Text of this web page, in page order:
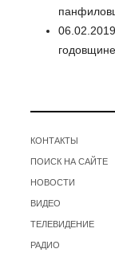
КОНТАКТЫ
ПОИСК НА САЙТЕ
НОВОСТИ
ВИДЕО
ТЕЛЕВИДЕНИЕ
РАДИО